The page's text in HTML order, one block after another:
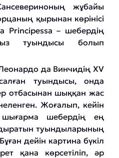
жұбайы
қырынан көрінісі
Principessa – шебердің
туындысы болып
да Винчидің XV
туындысы, онда
отбасынан шыққан жас
Жоғалып, кейін
шығарма шебердің ең
туындыларының
дейін картина бүкіл
қана көрсетіліп, әр